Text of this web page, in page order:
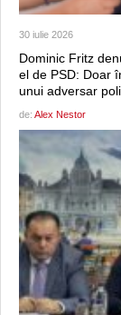
30 iulie 2026
Dominic Fritz
el de PSD: Doar
unui adversar
de: Alex Nestor